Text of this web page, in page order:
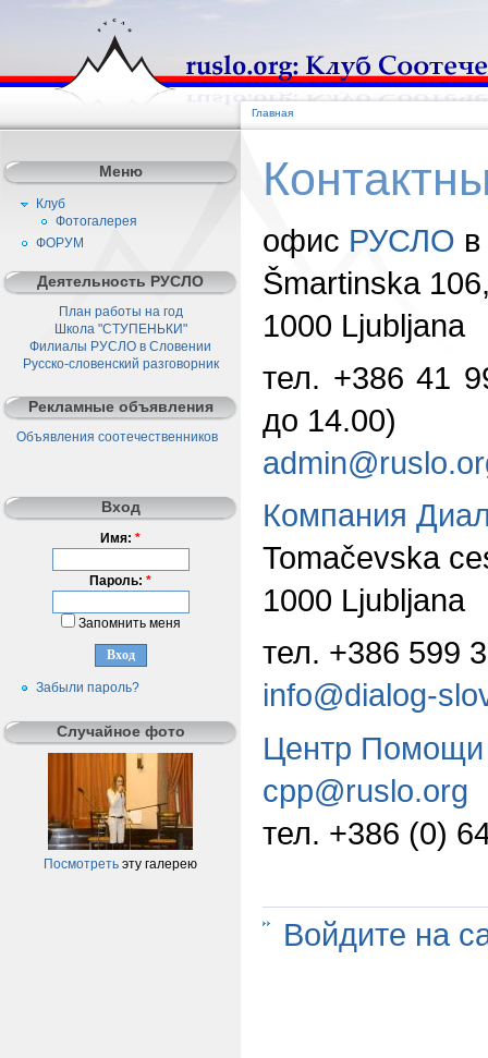
Главная
офис РУСЛО
Šmartinska
1000 Ljubljana
тел. +386 41
до 14.00)
Компания
Tomačevska
1000 Ljubljana
тел. +386 599
info@dialog-
Центр Помощи
cpp@ruslo.org
тел. +386 (0)
Войдите на
Меню
Клуб
Фотогалерея
ФОРУМ
Деятельность РУСЛО
План работы на год
Школа "СТУПЕНЬКИ"
Филиалы РУСЛО в Словении
Русско-словенский разговорник
Рекламные объявления
Объявления соотечественников
Вход
Имя: *
Пароль: *
Запомнить меня
Забыли пароль?
Случайное фото
Посмотреть эту галерею